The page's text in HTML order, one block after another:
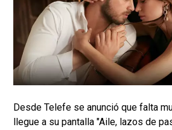
Desde Telefe se anunció que falta
llegue a su pantalla "Aile, lazos de